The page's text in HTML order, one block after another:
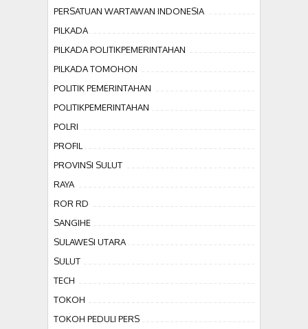
PERSATUAN WARTAWAN INDONESIA
PILKADA
PILKADA POLITIKPEMERINTAHAN
PILKADA TOMOHON
POLITIK PEMERINTAHAN
POLITIKPEMERINTAHAN
POLRI
PROFIL
PROVINSI SULUT
RAYA
ROR RD
SANGIHE
SULAWESI UTARA
SULUT
TECH
TOKOH
TOKOH PEDULI PERS